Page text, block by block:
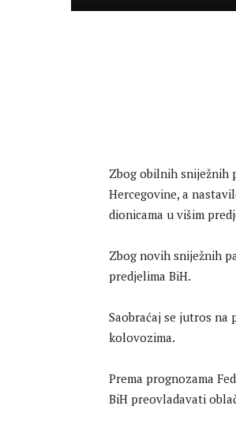
Zbog obilnih sniježnih
Hercegovine, a
dionicama u višim
Zbog novih sniježnih
predjelima BiH.
Saobraćaj se jutros na
kolovozima.
Prema prognozama
BiH preovladavati